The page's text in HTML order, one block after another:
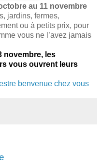
au 11 novembre
jardins, fermes,
ou à petits prix, pour
vous ne l’avez jamais
novembre, les
vous ouvrent leurs
benvenue chez vous